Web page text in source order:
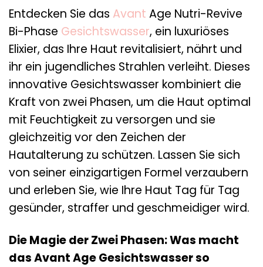
Entdecken Sie das Avant Age Nutri-Revive
Bi-Phase Gesichtswasser, ein luxuriöses
Elixier, das Ihre Haut revitalisiert, nährt und
ihr ein jugendliches Strahlen verleiht. Dieses
innovative Gesichtswasser kombiniert die
Kraft von zwei Phasen, um die Haut optimal
mit Feuchtigkeit zu versorgen und sie
gleichzeitig vor den Zeichen der
Hautalterung zu schützen. Lassen Sie sich
von seiner einzigartigen Formel verzaubern
und erleben Sie, wie Ihre Haut Tag für Tag
gesünder, straffer und geschmeidiger wird.
Die Magie der Zwei Phasen: Was macht
das Avant Age Gesichtswasser so